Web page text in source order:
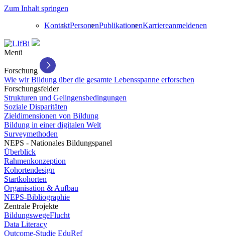
Zum Inhalt springen
KontaktPersonenPublikationenKarriereanmeldenen
Menü
Forschung
Wie wir Bildung über die gesamte Lebensspanne erforschen
Forschungsfelder
Strukturen und Gelingensbedingungen
Soziale Disparitäten
Zieldimensionen von Bildung
Bildung in einer digitalen Welt
Surveymethoden
NEPS - Nationales Bildungspanel
Überblick
Rahmenkonzeption
Kohortendesign
Startkohorten
Organisation & Aufbau
NEPS-Bibliographie
Zentrale Projekte
BildungswegeFlucht
Data Literacy
Outcome-Studie EduRef